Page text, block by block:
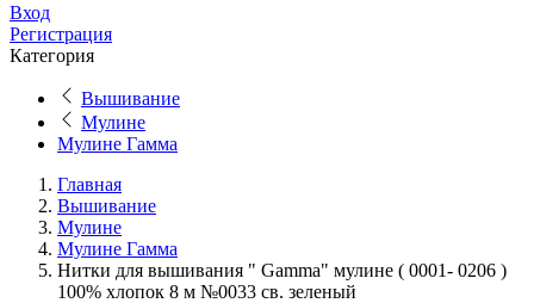
Вход
Регистрация
Категория
Вышивание
Мулине
Мулине Гамма
Главная
Вышивание
Мулине
Мулине Гамма
Нитки для вышивания " Gamma" мулине ( 0001- 0206 )
100% хлопок 8 м №0033 св. зеленый